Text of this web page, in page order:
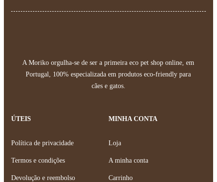
A Moriko orgulha-se de ser a primeira eco pet shop online, em
Portugal, 100% especializada em produtos eco-friendly para
cães e gatos.
ÚTEIS
Política de privacidade
Termos e condições
Devolução e reembolso
MINHA CONTA
Loja
A minha conta
Carrinho